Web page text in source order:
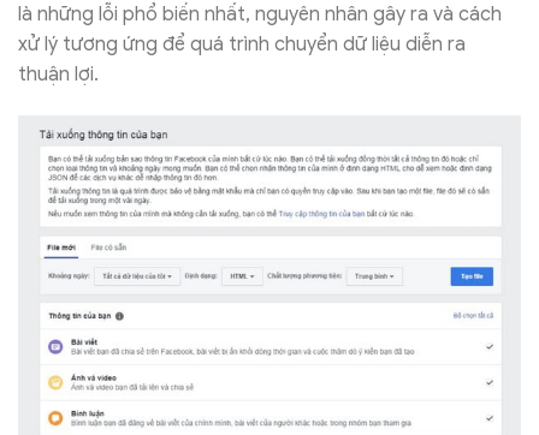
là những lỗi phổ biến nhất, nguyên nhân gây ra và cách
xử lý tương ứng để quá trình chuyển dữ liệu diễn ra
thuận lợi.